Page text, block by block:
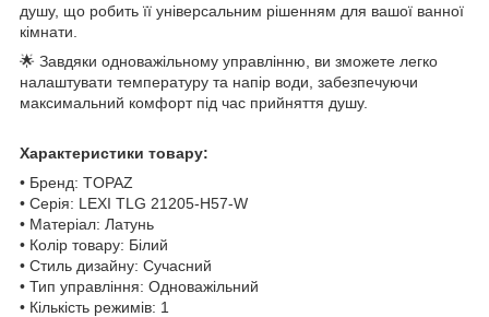
душу, що робить її універсальним рішенням для вашої ванної
кімнати.
🌟 Завдяки одноважільному управлінню, ви зможете легко
налаштувати температуру та напір води, забезпечуючи
максимальний комфорт під час прийняття душу.
Характеристики товару:
• Бренд: TOPAZ
• Серія: LEXI TLG 21205-H57-W
• Матеріал: Латунь
• Колір товару: Білий
• Стиль дизайну: Сучасний
• Тип управління: Одноважільний
• Кількість режимів: 1